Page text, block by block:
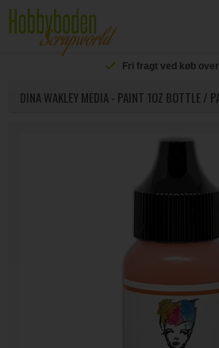
Fri fragt ved køb
DINA WAKLEY MEDIA - PAINT 1OZ BOTTLE /